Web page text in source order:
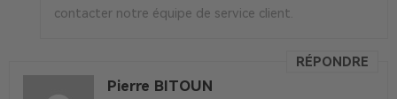
contacter notre équipe de service client.
Pierre BITOUN
RÉPONDRE